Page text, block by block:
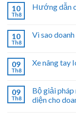
10
Th8
Hướng dẫn
10
Th8
Vì sao
09
Th8
Xe nâng tay
09
Th8
Bộ giải pháp
diện cho